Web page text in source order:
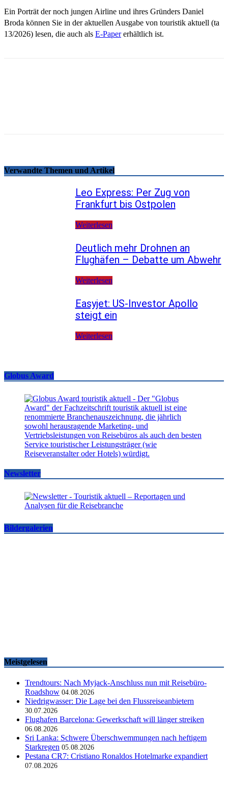
Ein Porträt der noch jungen Airline und ihres Gründers Daniel
Broda können Sie in der aktuellen Ausgabe von touristik aktuell (ta
13/2026) lesen, die auch als E-Papererhältlich ist.
Verwandte Themen und Artikel
Leo Express: Per Zug von
Frankfurt bis Ostpolen
Weiterlesen
Deutlich mehr Drohnen an
Flughäfen – Debatte um Abwehr
Weiterlesen
Easyjet: US-Investor Apollo
steigt ein
Weiterlesen
Globus Award
Newsletter
Bildergalerien
Meistgelesen
Trendtours: Nach Myjack-Anschluss nun mit Reisebüro-
Roadshow 04.08.2026
Niedrigwasser: Die Lage bei den Flussreiseanbietern
30.07.2026
Flughafen Barcelona: Gewerkschaft will länger streiken
06.08.2026
Sri Lanka: Schwere Überschwemmungen nach heftigem
Starkregen 05.08.2026
Pestana CR7: Cristiano Ronaldos Hotelmarke expandiert
07.08.2026